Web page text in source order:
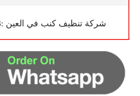
شركة تنظيف كنب في العين :0551030483